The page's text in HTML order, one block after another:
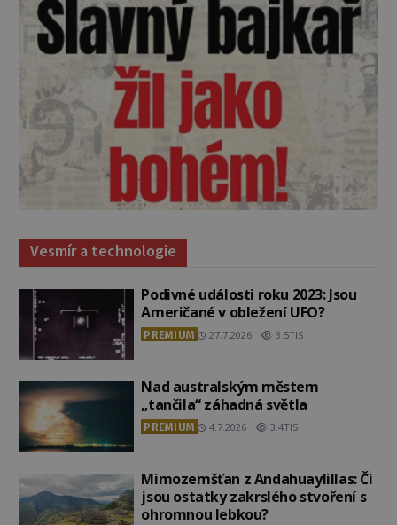
Vesmír a technologie
Podivné události roku 2023: Jsou
Američané v obležení UFO?
PREMIUM 27.7.2026 3.5TIS
Nad australským městem
„tančila“ záhadná světla
PREMIUM 4.7.2026 3.4TIS
Mimozemšťan z Andahuaylillas: Čí
jsou ostatky zakrslého stvoření s
ohromnou lebkou?